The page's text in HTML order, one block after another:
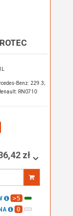
Benz: 229.3;
RN0710
zł
>5
0